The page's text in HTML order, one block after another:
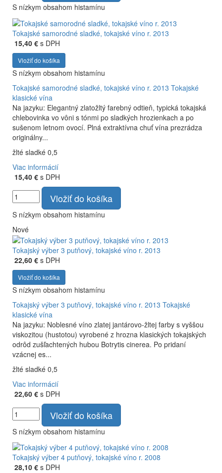
S nízkym obsahom histamínu
Tokajské samorodné sladké, tokajské víno r. 2013
15,40 € s DPH
Vložiť do košíka
S nízkym obsahom histamínu
Tokajské samorodné sladké, tokajské víno r. 2013 Tokajské
klasické vína
Na jazyku: Elegantný zlatožltý farebný odtieň, typická tokajská
chlebovinka vo vôni s tónmi po sladkých hrozienkach a po
sušenom letnom ovocí. Plná extraktívna chuť vína prezrádza
originálny...
žlté sladké 0,5
Viac informácií
15,40 € s DPH
Vložiť do košíka
S nízkym obsahom histamínu
Nové
Tokajský výber 3 putňový, tokajské víno r. 2013
22,60 € s DPH
Vložiť do košíka
S nízkym obsahom histamínu
Tokajský výber 3 putňový, tokajské víno r. 2013 Tokajské
klasické vína
Na jazyku: Noblesné víno zlatej jantárovo-žltej farby s vyššou
viskozitou (hustotou) vyrobené z hrozna klasických tokajských
odrôd zušľachtených hubou Botrytis cinerea. Po pridaní
vzácnej es...
žlté sladké 0,5
Viac informácií
22,60 € s DPH
Vložiť do košíka
S nízkym obsahom histamínu
Tokajský výber 4 putňový, tokajské víno r. 2008
28,10 € s DPH